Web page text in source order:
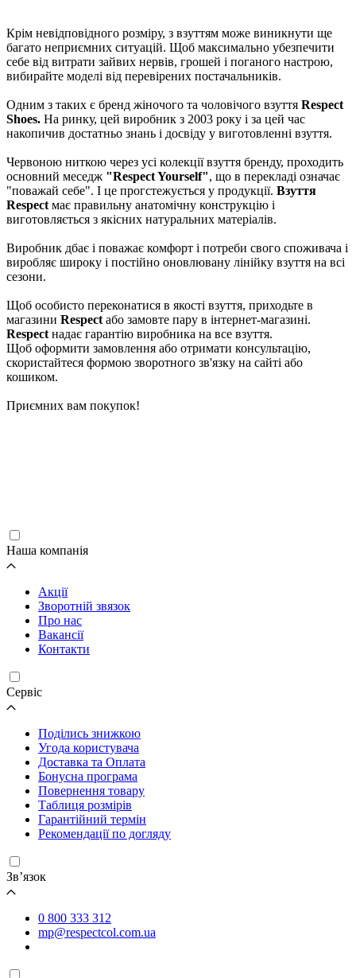
Крім невідповідного розміру, з взуттям може виникнути ще
багато неприємних ситуацій. Щоб максимально убезпечити
себе від витрати зайвих нервів, грошей і поганого настрою,
вибирайте моделі від перевірених постачальників.
Одним з таких є бренд жіночого та чоловічого взуття Respect
Shoes. На ринку, цей виробник з 2003 року і за цей час
накопичив достатньо знань і досвіду у виготовленні взуття.
Червоною ниткою через усі колекції взуття бренду, проходить
основний меседж "Respect Yourself", що в перекладі означає
"поважай себе". І це прогстежується у продукції. Взуття
Respect має правильну анатомічну конструкцію і
виготовляється з якісних натуральних матеріалів.
Виробник дбає і поважає комфорт і потреби свого споживача і
виробляє широку і постійно оновлювану лінійку взуття на всі
сезони.
Щоб особисто переконатися в якості взуття, приходьте в
магазини Respect або замовте пару в інтернет-магазині.
Respect надає гарантію виробника на все взуття.
Щоб оформити замовлення або отримати консультацію,
скористайтеся формою зворотного зв'язку на сайті або
кошиком.
Приємних вам покупок!
Наша компанія
Акції
Зворотній звязок
Про нас
Вакансії
Контакти
Cервіс
Поділись знижкою
Угода користувача
Доставка та Оплата
Бонусна програма
Повернення товару
Таблиця розмірів
Гарантійний термін
Рекомендації по догляду
Зв’язок
0 800 333 312
mp@respectcol.com.ua